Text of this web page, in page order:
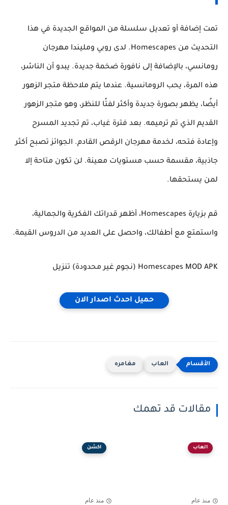
تمت إضافة أو تعديل سلسلة من المواقع الجديدة في هذا
التحديث من Homescapes. لدى روبي ومليندا مهرجان
رومانسي، بالإضافة إلى نافورة ضخمة جديدة. يبدو أن الناشر،
هذه المرة، يحب الرومانسية. عندما يتم ملاحظة متجر الزهور
أيضًا، يظهر بصورة جديدة وأكثر لفتًا للنظر، وهو متجر الزهور
القديم الذي تم ترميمه. بعد فترة غياب، تم تجديد المسرح
وإعادة فتحه، لخدمة مهرجان الرقص القادم. الجوائز تصبح أكثر
جاذبية، مقسمة حسب مستويات معينة. لن تكون متاحة إلا
لمن يستحقها.
قم بزيارة Homescapes، أظهر قدراتك الفكرية والجمالية،
واستمتع مع أطفالك، واحصل على العديد من الدروس القيمة.
Homescapes MOD APK (نجوم غير محدودة) تنزيل
حميل احدث اصدار الان
العاب مغامره
مقالات قد تهمك
العاب
منذ عام
اكشن
منذ عام